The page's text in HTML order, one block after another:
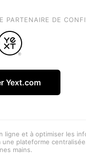
PARTENAIRE DE
Yext.com
ligne et à optimiser les
plateforme
mains.